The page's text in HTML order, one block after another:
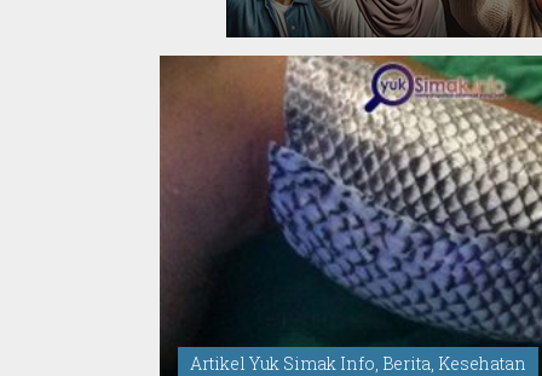
Artikel Yuk Simak Info, Berita, Kesehatan